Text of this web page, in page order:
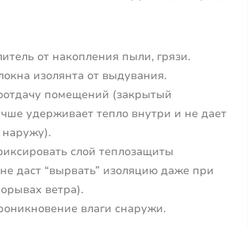
от накопления пыли, грязи.
изолянта от выдувания.
помещений (закрытый
удерживает тепло внутри и не дает
слой теплозащиты
даст “вырвать” изоляцию даже при
ветра).
влаги снаружи.